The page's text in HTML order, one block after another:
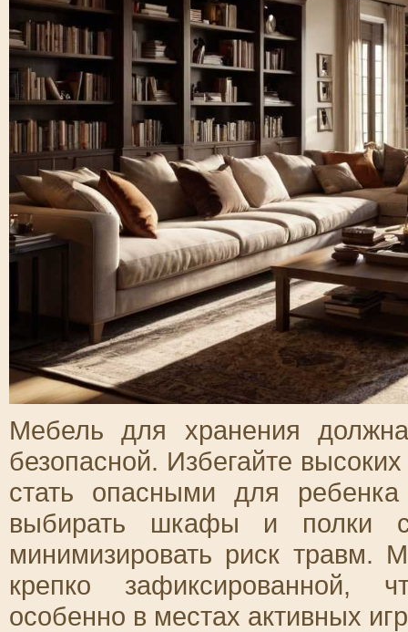
Мебель для хранения
безопасной. Избегайте
стать опасными для
выбирать шкафы и полки с
минимизировать риск травм.
крепко зафиксированной,
особенно в местах активных